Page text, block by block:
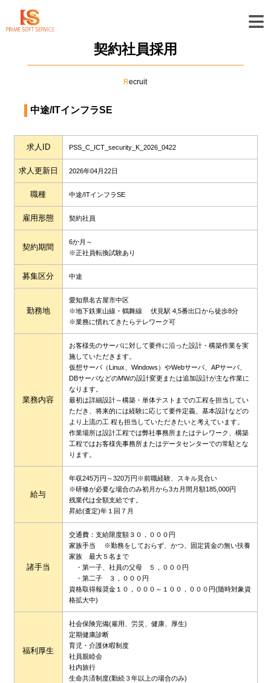
≡
契約社員採用
Recruit
中途/ITインフラSE
求人ID PSS_C_ICT_security_K_2026_0422
求人更新日 2026年04月22日
職種 中途/ITインフラSE
雇用形態 契約社員
契約期間
6か月～
※正社員転換試験あり
募集区分 中途
勤務地
愛知県名古屋市中区
※地下鉄東山線・鶴舞線 伏見駅 4,5番出口から徒歩8分
※業務に慣れてきたらテレワーク可
業務内容
お客様先のサーバに対して要件に沿った設計・構築作業を実
施していただきます。
仮想サーバ（Linux、Windows）やWebサーバ、APサーバ、
DBサーバなどのMWの設計変更または追加設計が主な作業に
なります。
最初は詳細設計～構築・単体テストまでの工程を担当してい
ただき、将来的には経験に応じて要件定義、基本設計などの
より上流の工 程も担当していただきたいと考えています。
作業場所は設計工程では弊社事務所またはテレワーク、構築
工程ではお客様先事務所またはデータセンターでの常駐とな
ります。
給与
年収245万円～320万円※前職経験、スキル見合い
※研修が必要な場合のみ初月から3カ月間月額185,000円
残業代は全額支給です。
昇給(査定)年１回７月
諸手当
交通費：支給限度額３０，０００円
家族手当 ※勤務をしておらず、かつ、固定賃金の無い扶養
家族 最大５名まで
・第一子、社員の父母 ５，０００円
・第二子 ３，０００円
資格取得報奨金１０，０００～１００，０００円(随時対象資
格拡大中)
福利厚生
社会保険完備(雇用、労災、健康、厚生)
定期健康診断
育児・介護休暇制度
社員親睦会
社内旅行
生命共済制度(勤続３年以上の場合のみ)